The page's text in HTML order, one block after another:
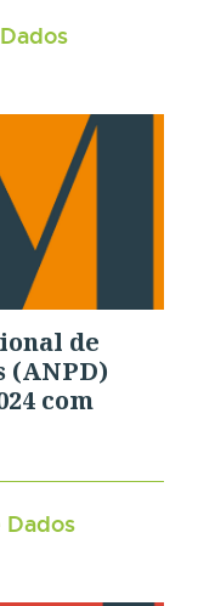
de
(ANPD)
com
Dados